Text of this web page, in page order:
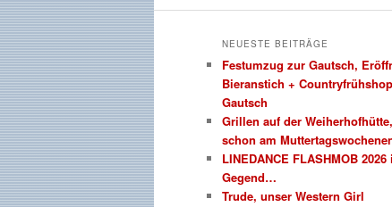
NEUESTE BEITRÄGE
Festumzug zur Gautsch,
Bieranstich +
Gautsch
Grillen auf der
schon am
LINEDANCE FLASHMOB
Gegend…
Trude, unser Western Girl